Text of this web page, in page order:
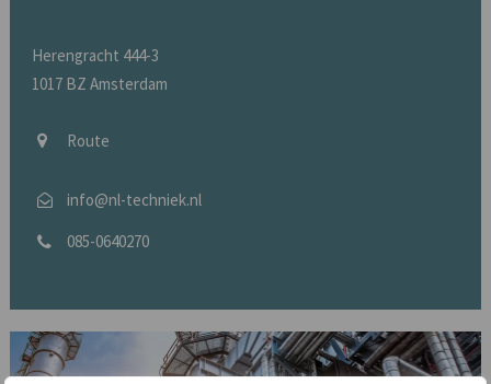
Herengracht 444-3
1017 BZ Amsterdam
Route
info@nl-techniek.nl
085-0640270